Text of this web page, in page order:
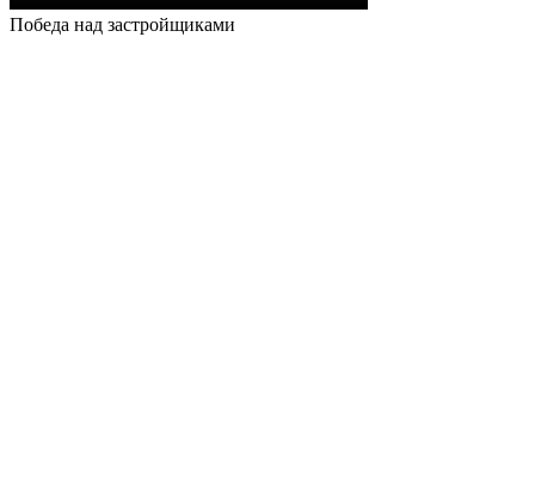
Победа над застройщиками